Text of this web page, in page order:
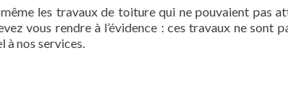
les travaux de toiture qui ne pouvaient pas
vous rendre à l’évidence : ces travaux ne sont
à nos services.